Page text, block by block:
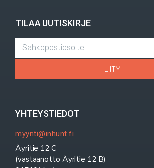
TILAA UUTISKIRJE
LIITY
YHTEYSTIEDOT
myynti@inhunt.fi
Äyritie 12 C
(vastaanotto Äyritie 12 B)